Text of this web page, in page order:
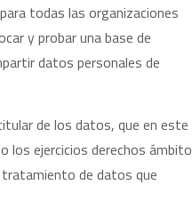
todas las organizaciones
y probar una base de
datos personales de
de los datos, que en este
los ejercicios derechos ámbito
tratamiento de datos que